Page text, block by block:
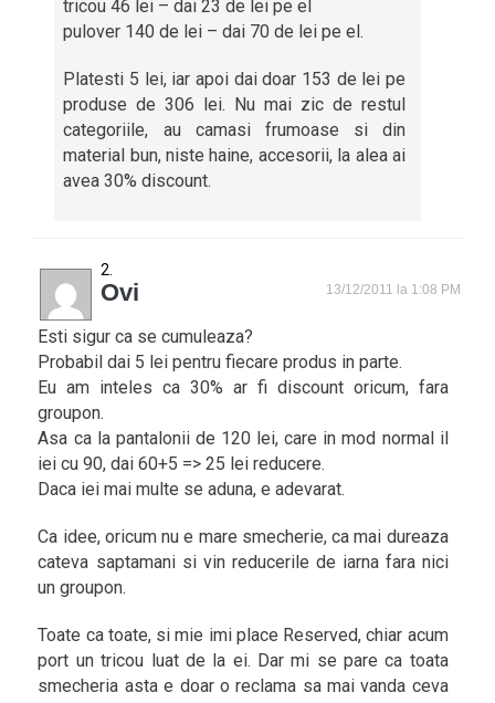
tricou 46 lei – dai 23 de lei pe el
pulover 140 de lei – dai 70 de lei pe el.
Platesti 5 lei, iar apoi dai doar 153 de lei pe
produse de 306 lei. Nu mai zic de restul
categoriile, au camasi frumoase si din
material bun, niste haine, accesorii, la alea ai
avea 30% discount.
Ovi 13/12/2011 la 1:08 PM
Esti sigur ca se cumuleaza?
Probabil dai 5 lei pentru fiecare produs in parte.
Eu am inteles ca 30% ar fi discount oricum, fara
groupon.
Asa ca la pantalonii de 120 lei, care in mod normal il
iei cu 90, dai 60+5 => 25 lei reducere.
Daca iei mai multe se aduna, e adevarat.
Ca idee, oricum nu e mare smecherie, ca mai dureaza
cateva saptamani si vin reducerile de iarna fara nici
un groupon.
Toate ca toate, si mie imi place Reserved, chiar acum
port un tricou luat de la ei. Dar mi se pare ca toata
smecheria asta e doar o reclama sa mai vanda ceva